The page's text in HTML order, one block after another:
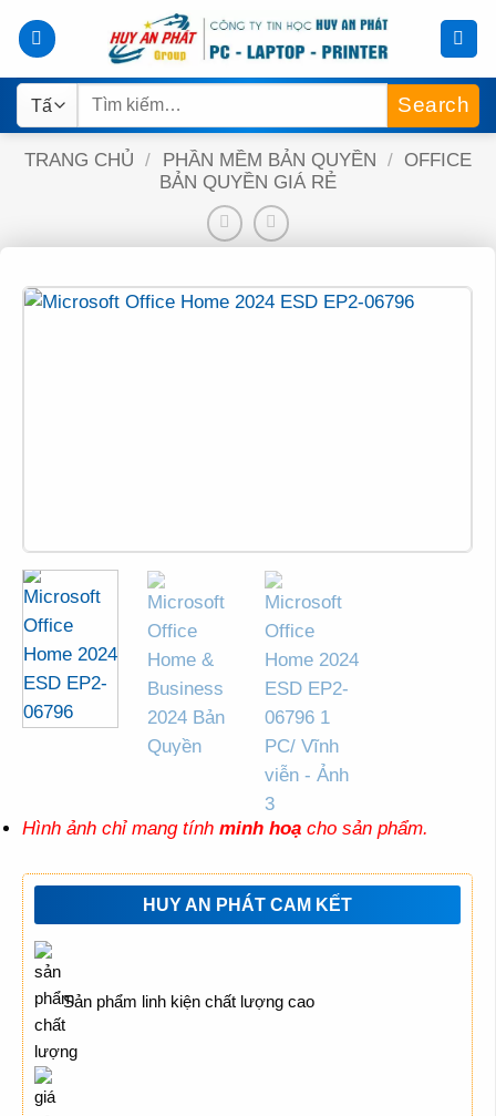
qua
dung
Tìm
TRANG CHỦ / PHẦN MỀM BẢN QUYỀN /
OFFICE
BẢN QUYỀN GIÁ RẺ
Hình ảnh chỉ mang tính minh hoạ cho sản phẩm.
HUY AN PHÁT CAM KẾT
Sản phẩm linh kiện chất lượng cao